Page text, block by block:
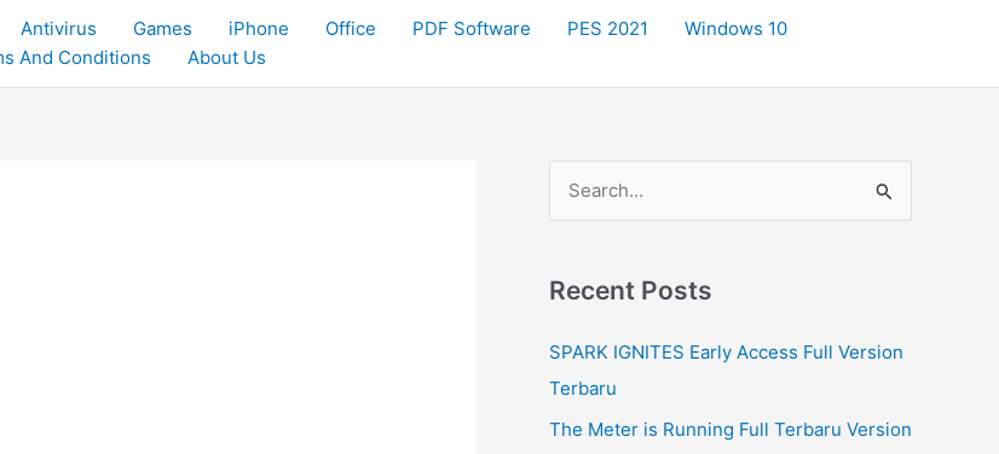
Antivirus Games iPhone Office PDF Software PES 2021
Windows 10
And Conditions About Us
r
h
o
Recent Posts
SPARK IGNITES Early Access Full Version
Terbaru
The Meter is Running Full Terbaru Version